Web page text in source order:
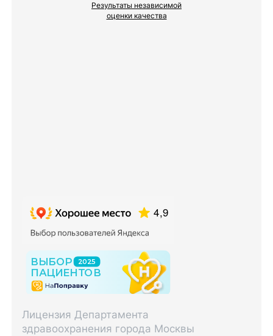
Результаты независимой
оценки качества
Лицензия Департамента
здравоохранения города Москвы